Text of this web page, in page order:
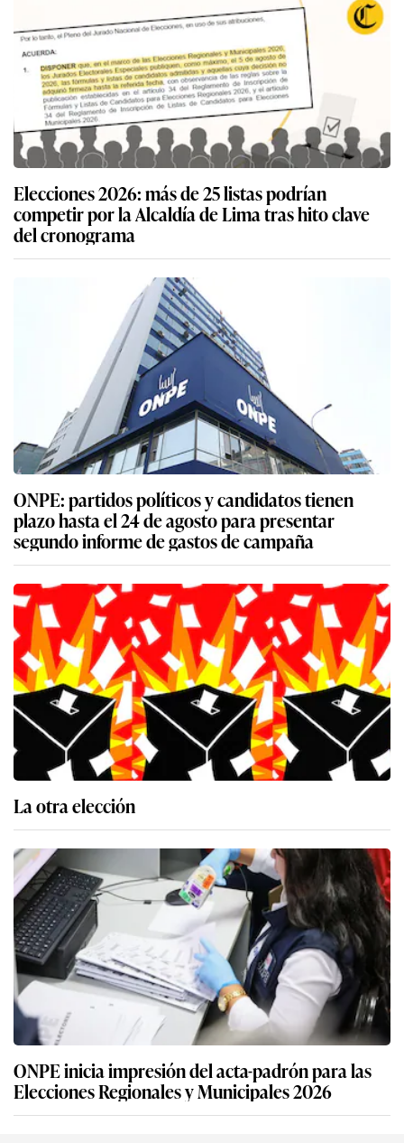
Elecciones 2026: más de 25 listas podrían
competir por la Alcaldía de Lima tras hito clave
del cronograma
ONPE: partidos políticos y candidatos tienen
plazo hasta el 24 de agosto para presentar
segundo informe de gastos de campaña
La otra elección
ONPE inicia impresión del acta-padrón para las
Elecciones Regionales y Municipales 2026